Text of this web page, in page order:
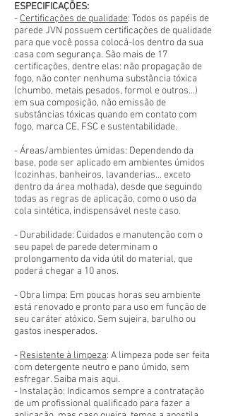
ESPECIFICAÇÕES:
- Certificações de qualidade: Todos os papéis de
parede JVN possuem certificações de qualidade
para que você possa colocá-los dentro da sua
casa com segurança. São mais de 17
certificações, dentre elas: não propagação de
fogo, não conter nenhuma substância tóxica
(chumbo, metais pesados, formol e outros...)
em sua composição, não emissão de
substâncias tóxicas quando em contato com
fogo, marca CE, FSC e sustentabilidade.
- Áreas/ambientes úmidas: Dependendo da
base, pode ser aplicado em ambientes úmidos
(cozinhas, banheiros, lavanderias... exceto
dentro da área molhada), desde que seguindo
todas as regras de aplicação, como o uso da
cola sintética, indispensável neste caso.
- Durabilidade: Cuidados e manutenção com o
seu papel de parede determinam o
prolongamento da vida útil do material, que
poderá chegar a 10 anos.
- Obra limpa: Em poucas horas seu ambiente
está renovado e pronto para uso em função de
seu caráter atóxico. Sem sujeira, barulho ou
gastos inesperados.
- Resistente à limpeza: A limpeza pode ser feita
com detergente neutro e pano úmido, sem
esfregar. Saiba mais aqui.
- Instalação: Indicamos sempre a contratação
de um profissional qualificado para fazer a